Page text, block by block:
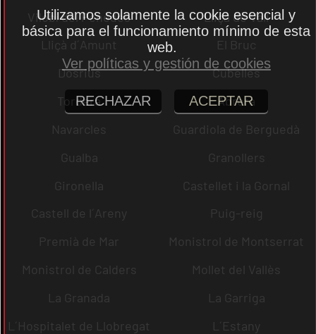
Vilobí del Penedès
Lliçà de Vall
Lliçà d´Amunt
El Bruc
Dosrius
Cubelles
Tordera
Abrera
Navarcles
Guardiola de Berguedà
Gualba
Granollers
Gironella
Castellet i la Gornal
Castell de l´Areny
Puig-reig
Premià de Mar
Monistrol de Montserrat
Monistrol de Calders
Mollet del Vallès
La Granada
La Garriga
L´Hospitalet de Llobregat
L´Estany
Utilizamos solamente la cookie esencial y
básica para el funcionamiento mínimo de esta
web.
Ver políticas y gestión de cookies
RECHAZAR ACEPTAR